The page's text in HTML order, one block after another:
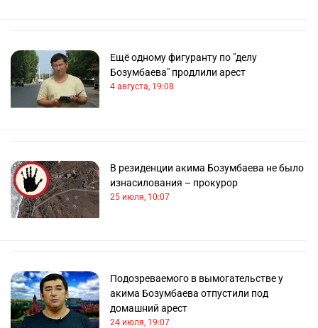
Ещё одному фигуранту по "делу
Бозумбаева" продлили арест
4 августа, 19:08
В резиденции акима Бозумбаева не было
изнасилования – прокурор
25 июля, 10:07
Подозреваемого в вымогательстве у
акима Бозумбаева отпустили под
домашний арест
24 июля, 19:07